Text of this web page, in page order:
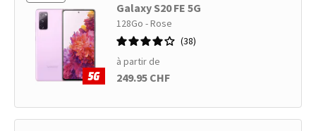
Galaxy S20 FE 5G
128Go - Rose
38
à partir de
249.95 CHF